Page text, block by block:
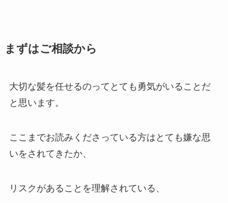
まずはご相談から
大切な髪を任せるのってとても勇気がいることだ
と思います。
ここまでお読みくださっている方はとても嫌な思
いをされてきたか、
リスクがあることを理解されている、